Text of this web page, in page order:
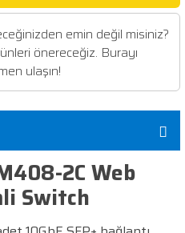
emin değil misiniz?
önereceğiz. Burayı
ulaşın!
2C Web
Switch